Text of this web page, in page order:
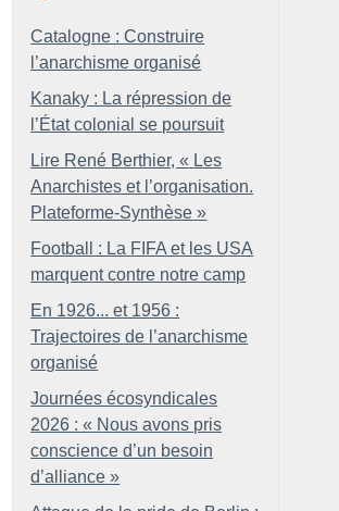
Catalogne : Construire
l’anarchisme organisé
Kanaky : La répression de
l’État colonial se poursuit
Lire René Berthier, « Les
Anarchistes et l’organisation.
Plateforme-Synthèse »
Football : La FIFA et les USA
marquent contre notre camp
En 1926... et 1956 :
Trajectoires de l’anarchisme
organisé
Journées écosyndicales
2026 : « Nous avons pris
conscience d’un besoin
d’alliance »